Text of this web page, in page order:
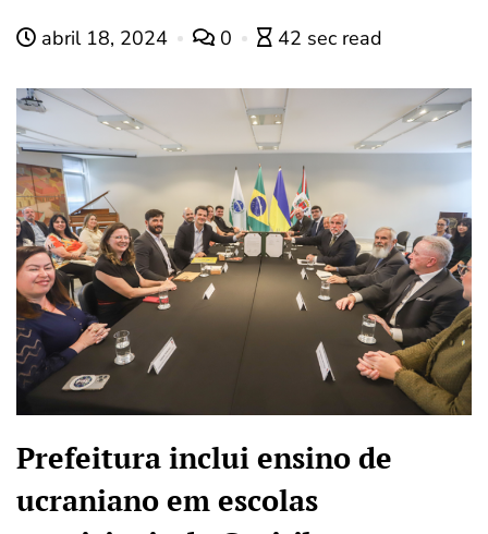
abril 18, 2024 0 42 sec read
Prefeitura inclui ensino de
ucraniano em escolas